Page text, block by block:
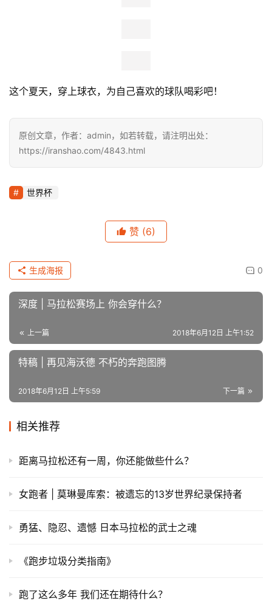
这个夏天，穿上球衣，为自己喜欢的球队喝彩吧！
原创文章，作者：admin，如若转载，请注明出处：
https://iranshao.com/4843.html
世界杯
赞 (6)
0
生成海报
深度 | 马拉松赛场上 你会穿什么？
上一篇 2018年6月12日 上午1:52
特稿 | 再见海沃德 不朽的奔跑图腾
下一篇
2018年6月12日 上午5:59
相关推荐
距离马拉松还有一周，你还能做些什么？
女跑者 | 莫琳曼库索：被遗忘的13岁世界纪录保持者
勇猛、隐忍、遗憾 日本马拉松的武士之魂
《跑步垃圾分类指南》
跑了这么多年 我们还在期待什么？